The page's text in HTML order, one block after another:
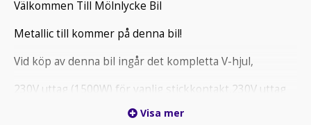
Välkommen Till Mölnlycke Bil
Metallic till kommer på denna bil!
Vid köp av denna bil ingår det kompletta V-hjul,
230V uttag (1500W) för vanlig stickkontakt,230V uttag
backspegel (ramlöst utförande),Aut. avbländbar yttre
Visa mer